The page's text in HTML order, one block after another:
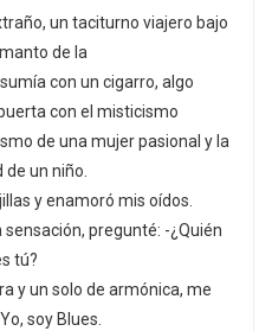
un taciturno viajero bajo
de la
con un cigarro, algo
con el misticismo
de una mujer pasional y la
de un niño.
y enamoró mis oídos.
pregunté: -¿Quién
tú?
y un solo de armónica, me
soy Blues.